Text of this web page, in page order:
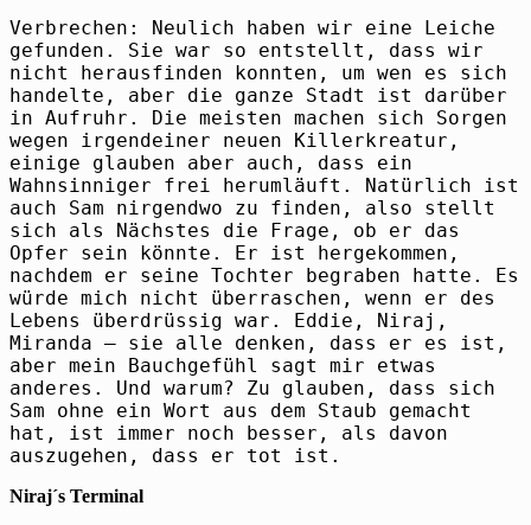
Verbrechen: Neulich haben wir eine Leiche
gefunden. Sie war so entstellt, dass wir
nicht herausfinden konnten, um wen es sich
handelte, aber die ganze Stadt ist darüber
in Aufruhr. Die meisten machen sich Sorgen
wegen irgendeiner neuen Killerkreatur,
einige glauben aber auch, dass ein
Wahnsinniger frei herumläuft. Natürlich ist
auch Sam nirgendwo zu finden, also stellt
sich als Nächstes die Frage, ob er das
Opfer sein könnte. Er ist hergekommen,
nachdem er seine Tochter begraben hatte. Es
würde mich nicht überraschen, wenn er des
Lebens überdrüssig war. Eddie, Niraj,
Miranda – sie alle denken, dass er es ist,
aber mein Bauchgefühl sagt mir etwas
anderes. Und warum? Zu glauben, dass sich
Sam ohne ein Wort aus dem Staub gemacht
hat, ist immer noch besser, als davon
auszugehen, dass er tot ist.
Niraj´s Terminal